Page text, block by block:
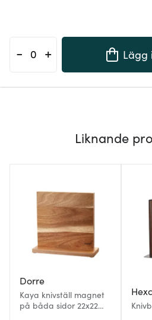
- + Lägg
Liknande
Dorre
Kaya knivställ magnet
på båda sidor 22x22